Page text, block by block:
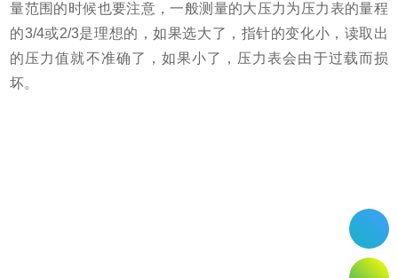
量范围的时候也要注意，一般测量的大压力为压力表的量程
的3/4或2/3是理想的，如果选大了，指针的变化小，读取出
的压力值就不准确了，如果小了，压力表会由于过载而损
坏。